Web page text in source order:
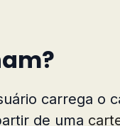
carrega o
de uma